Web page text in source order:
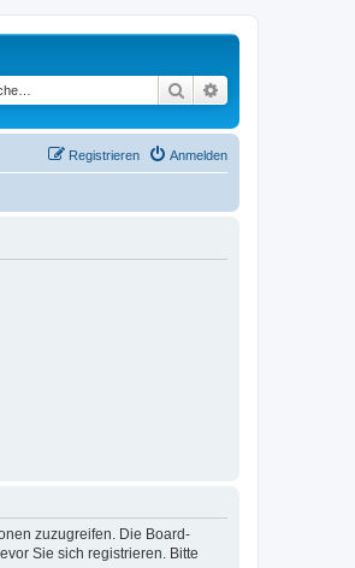
Suche
Anmelden
Registrieren
zuzugreifen. Die Board-
Sie sich registrieren. Bitte